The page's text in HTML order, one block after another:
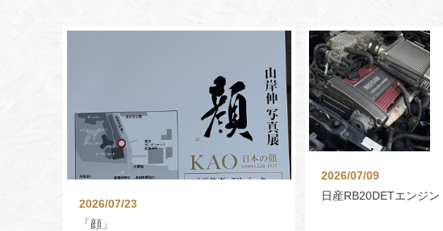
2026/07/23
「顔」
2026/07/09
日産RB20DETエンジン